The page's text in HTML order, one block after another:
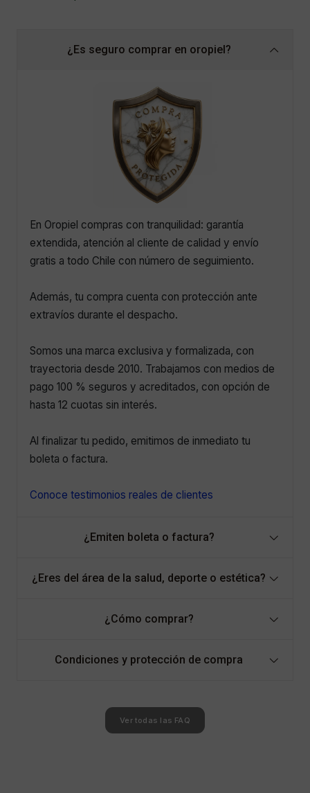
¿Es seguro comprar en oropiel?
En Oropiel compras con tranquilidad: garantía
extendida, atención al cliente de calidad y envío
gratis a todo Chile con número de seguimiento.
Además, tu compra cuenta con protección ante
extravíos durante el despacho.
Somos una marca exclusiva y formalizada, con
trayectoria desde 2010. Trabajamos con medios de
pago 100 % seguros y acreditados, con opción de
hasta 12 cuotas sin interés.
Al finalizar tu pedido, emitimos de inmediato tu
boleta o factura.
Conoce testimonios reales de clientes
¿Emiten boleta o factura?
¿Eres del área de la salud, deporte o estética?
¿Cómo comprar?
Condiciones y protección de compra
Ver todas las FAQ